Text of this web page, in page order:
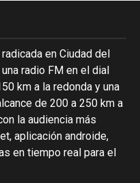
en Ciudad del
radio FM en el dial
km a la redonda y una
de 200 a 250 km a
la audiencia más
aplicación androide,
en tiempo real para el